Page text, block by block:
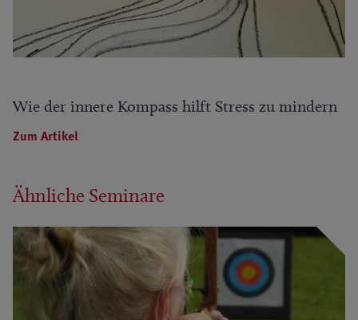
Wie der innere Kompass hilft Stress zu mindern
Zum Artikel
Ähnliche Seminare